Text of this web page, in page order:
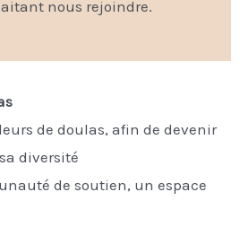
nous rejoindre.
de doulas, afin de devenir
diversité
de soutien, un espace